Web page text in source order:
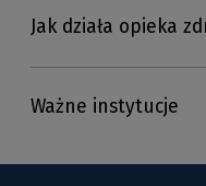
Jak działa opieka
Uzdrowiska
Ważne instytucje
Centrum e-Zdrowia